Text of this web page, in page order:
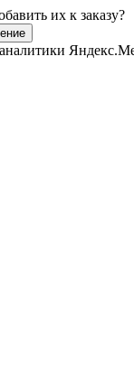
их к заказу?